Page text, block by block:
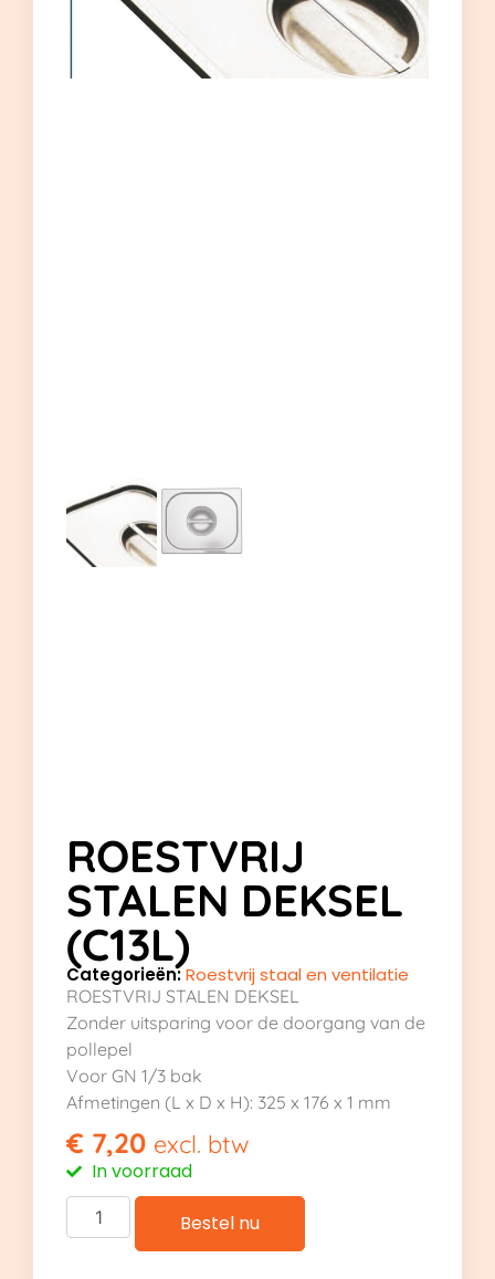
ROESTVRIJ
STALEN DEKSEL
(C13L)
Categorieën:Roestvrij staal en ventilatie
ROESTVRIJ STALEN DEKSEL
Zonder uitsparing voor de doorgang van de
pollepel
Voor GN 1/3 bak
Afmetingen (L x D x H): 325 x 176 x 1 mm
€ 7,20 excl. btw
In voorraad
Bestel nu